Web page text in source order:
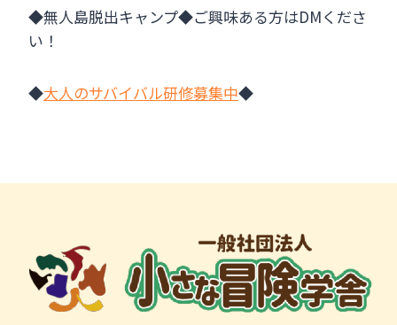
◆無人島脱出キャンプ◆ご興味ある方はDMくださ
い！
◆大人のサバイバル研修募集中◆